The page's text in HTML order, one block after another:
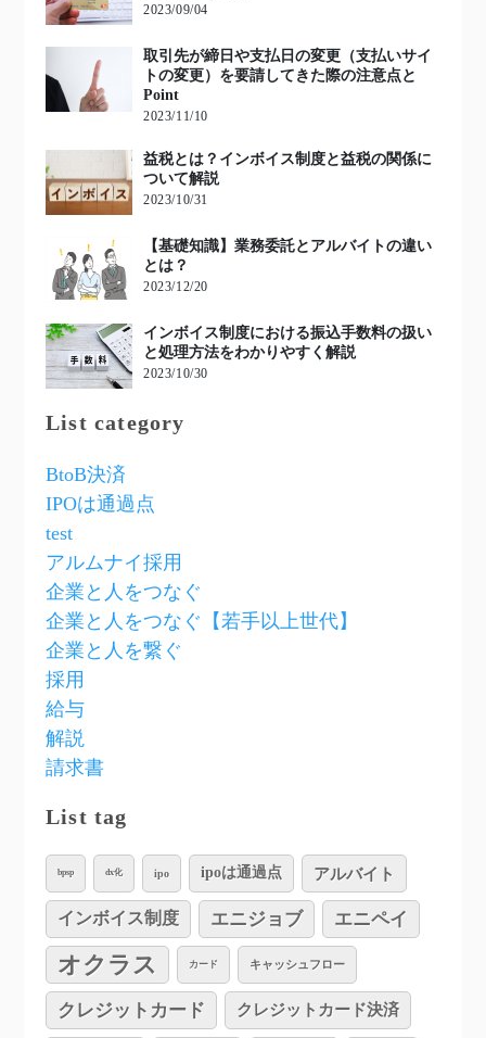
2023/09/04
取引先が締日や支払日の変更（支払いサイ
トの変更）を要請してきた際の注意点と
Point
2023/11/10
益税とは？インボイス制度と益税の関係に
ついて解説
2023/10/31
【基礎知識】業務委託とアルバイトの違い
とは？
2023/12/20
インボイス制度における振込手数料の扱い
と処理方法をわかりやすく解説
2023/10/30
List category
BtoB決済
IPOは通過点
test
アルムナイ採用
企業と人をつなぐ
企業と人をつなぐ【若手以上世代】
企業と人を繋ぐ
採用
給与
解説
請求書
List tag
bpsp dx化 ipo ipoは通過点 アルバイト
インボイス制度 エニジョブ エニペイ
オクラス カード キャッシュフロー
クレジットカード クレジットカード決済